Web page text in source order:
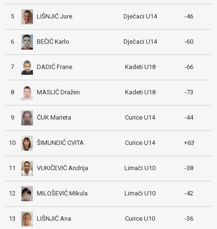
5 LIŠNJIĆ Jure Dječaci U14 -46
6 BEČIĆ Karlo Dječaci U14 -60
7 DADIĆ Frane Kadeti U18 -66
8 MASLIĆ Dražen Kadeti U18 -73
9 ĆUK Marieta Curice U14 -44
10 ŠIMUNDIĆ CVITA Curice U14 +63
11 VUKIČEVIĆ Andrija Limači U10 -38
12 MILOŠEVIĆ Mikula Limači U10 -42
13 LIŠNJIĆ Ana Curice U10 -36